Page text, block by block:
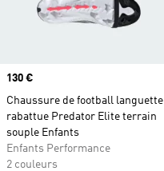
Prix
130 €
Chaussure de football languette
rabattue Predator Elite terrain
souple Enfants
Enfants Performance
2 couleurs